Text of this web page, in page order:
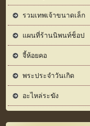
รวมเทพเจ้าขนาดเล็ก
แผนที่ร้านนิพนท์ช็อป
จี้ห้อยคอ
พระประจำวันเกิด
อะไหล่ระฆัง